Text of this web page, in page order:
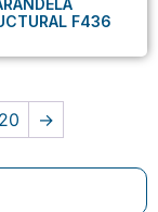
F436
20 →